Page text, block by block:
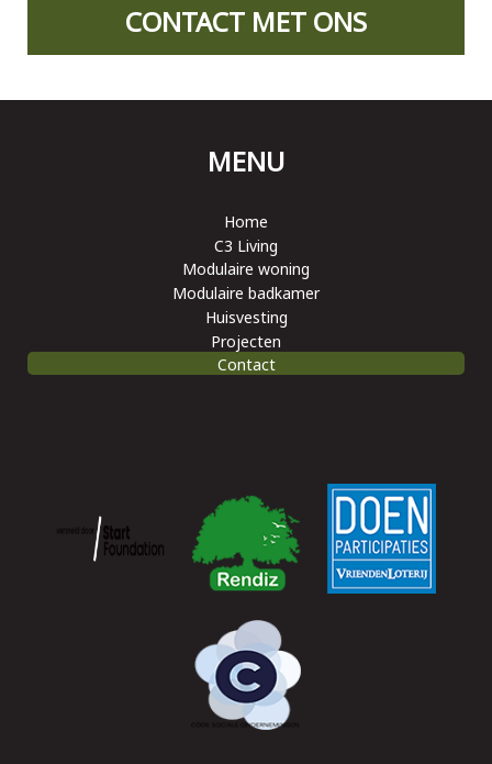
CONTACT MET ONS
MENU
Home
C3 Living
Modulaire woning
Modulaire badkamer
Huisvesting
Projecten
Contact